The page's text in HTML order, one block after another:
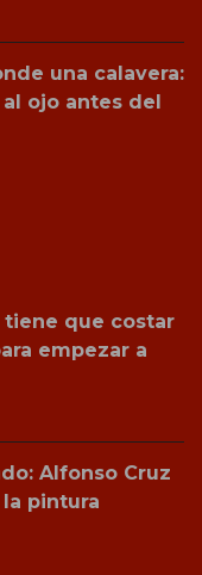
una calavera:
ojo antes del
tiene que costar
empezar a
Alfonso Cruz
pintura